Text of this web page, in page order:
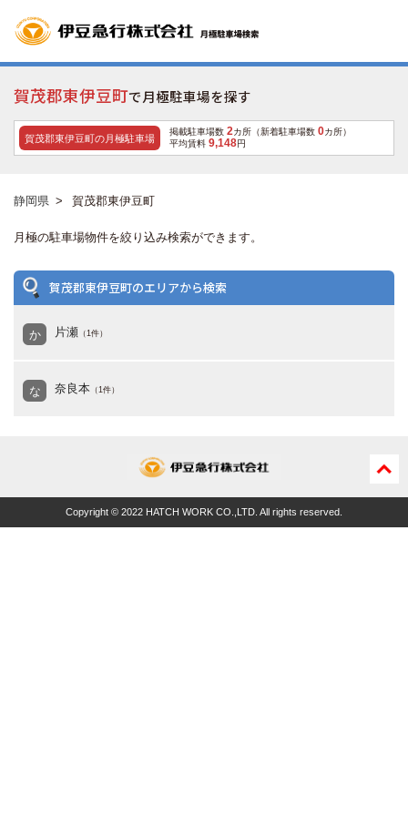
賀茂郡東伊豆町で月極駐車場を探す
賀茂郡東伊豆町の月極駐車場
掲載駐車場数 2カ所（新着駐車場数 0カ所）
平均賃料 9,148円
静岡県 > 賀茂郡東伊豆町
月極の駐車場物件を絞り込み検索ができます。
賀茂郡東伊豆町のエリアから検索
か 片瀬 （1件）
な 奈良本 （1件）
先頭
Copyright © 2022 HATCH WORK CO.,LTD. All rights reserved.